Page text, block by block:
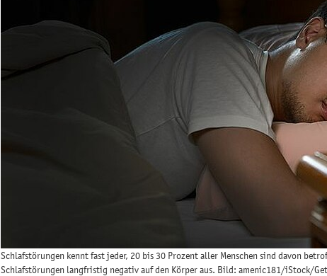
Schlafstörungen kennt fast jeder, 20 bis 30 Prozent aller Menschen sind davon
Schlafstörungen langfristig negativ auf den Körper aus. Bild: amenic181/iStock/